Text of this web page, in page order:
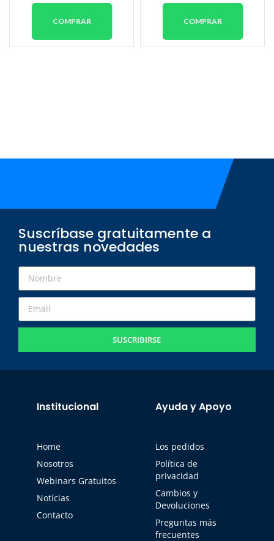
COMPRAR COMPRAR
Suscríbase gratuitamente a
nuestras novedades
SUSCRIBIRSE
Institucional
Home
Nosotros
Webinars Gratuitos
Notícias
Contacto
Ayuda y Apoyo
Los pedidos
Política de
privacidad
Cambios y
Devoluciones
Preguntas más
frecuentes